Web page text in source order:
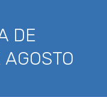
DE